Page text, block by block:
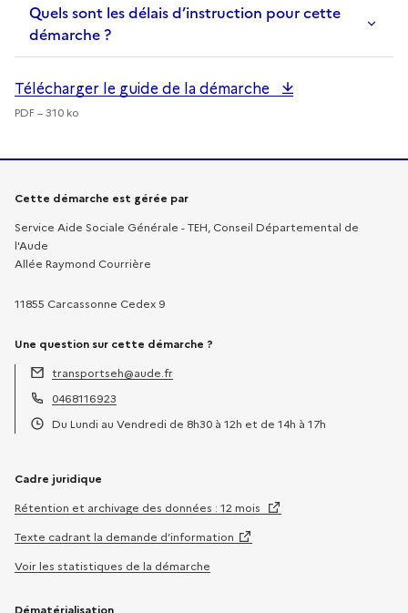
Quels sont les délais d’instruction pour cette
démarche ?
Télécharger le guide de la démarche
PDF – 310 ko
Informations sur la démarche
Cette démarche est gérée par
Service Aide Sociale Générale - TEH, Conseil Départemental de
l'Aude
Allée Raymond Courrière
11855 Carcassonne Cedex 9
Une question sur cette démarche ?
Adresse électronique :
transportseh@aude.fr
Téléphone :
0468116923
Du Lundi au Vendredi de 8h30 à 12h et de 14h à 17h
Cadre juridique
Rétention et archivage des données : 12 mois
Texte cadrant la demande d’information
Voir les statistiques de la démarche
Dématérialisation